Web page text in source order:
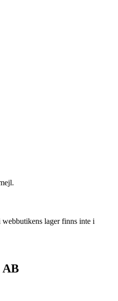
lager finns inte i
AB